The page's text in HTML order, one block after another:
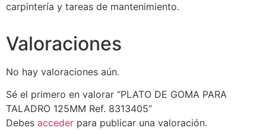
carpintería y tareas de mantenimiento.
Valoraciones
No hay valoraciones aún.
Sé el primero en valorar “PLATO DE GOMA PARA
TALADRO 125MM Ref. 8313405”
Debes acceder para publicar una valoración.